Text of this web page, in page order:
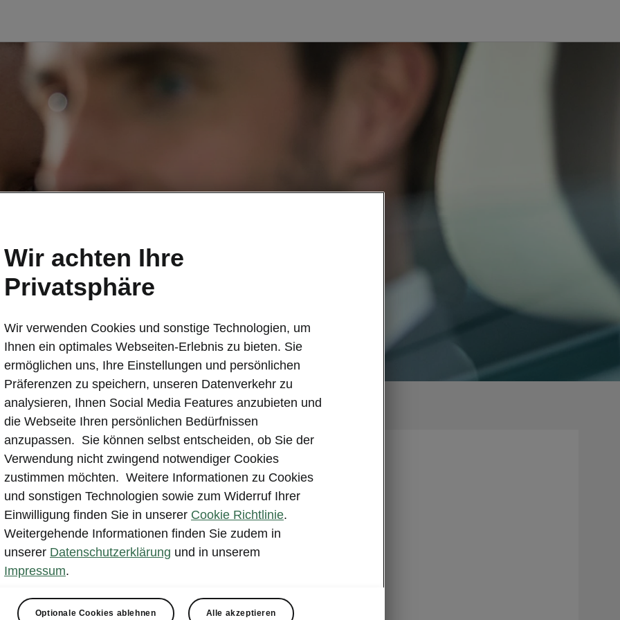
Deutschland und die gesamte Škoda Auto Gruppe legen
Wert auf ihre Verantwortung für die Einhaltung rechtlicher
Unsere Compliance beschränkt sich nicht auf unsere
sondern umfasst sämtliche Aktivitäten innerhalb und
des Konzerns. Die Škoda Auto Gruppe verfolgt mit Nachdruck die
Wir achten Ihre
Privatsphäre
Wir verwenden Cookies und sonstige Technologien, um
Ihnen ein optimales Webseiten-Erlebnis zu bieten. Sie
ermöglichen uns, Ihre Einstellungen und persönlichen
Präferenzen zu speichern, unseren Datenverkehr zu
analysieren, Ihnen Social Media Features anzubieten und
die Webseite Ihren persönlichen Bedürfnissen
anzupassen. Sie können selbst entscheiden, ob Sie der
Verwendung nicht zwingend notwendiger Cookies
zustimmen möchten. Weitere Informationen zu Cookies
und sonstigen Technologien sowie zum Widerruf Ihrer
Einwilligung finden Sie in unserer Cookie Richtlinie.
Weitergehende Informationen finden Sie zudem in
unserer Datenschutzerklärung und in unserem
Impressum.
Optionale Cookies ablehnen Alle akzeptieren